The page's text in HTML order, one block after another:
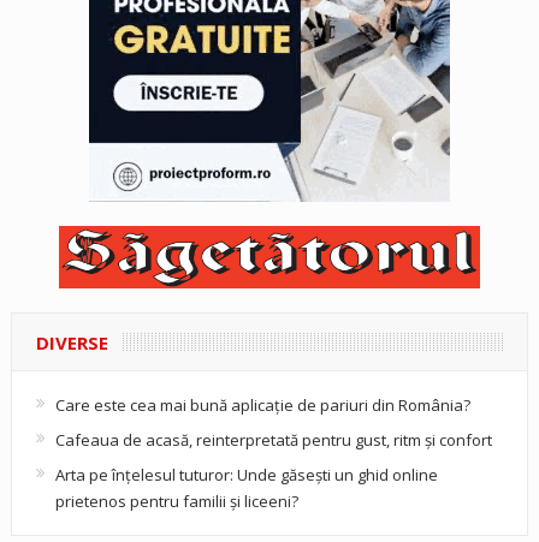
DIVERSE
Care este cea mai bună aplicație de pariuri din România?
Cafeaua de acasă, reinterpretată pentru gust, ritm și confort
Arta pe înțelesul tuturor: Unde găsești un ghid online
prietenos pentru familii și liceeni?